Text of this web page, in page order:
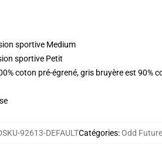
sportive Medium
sportive Petit
coton pré-égrené, gris bruyère est 90%
92613-DEFAULTCatégories:Odd